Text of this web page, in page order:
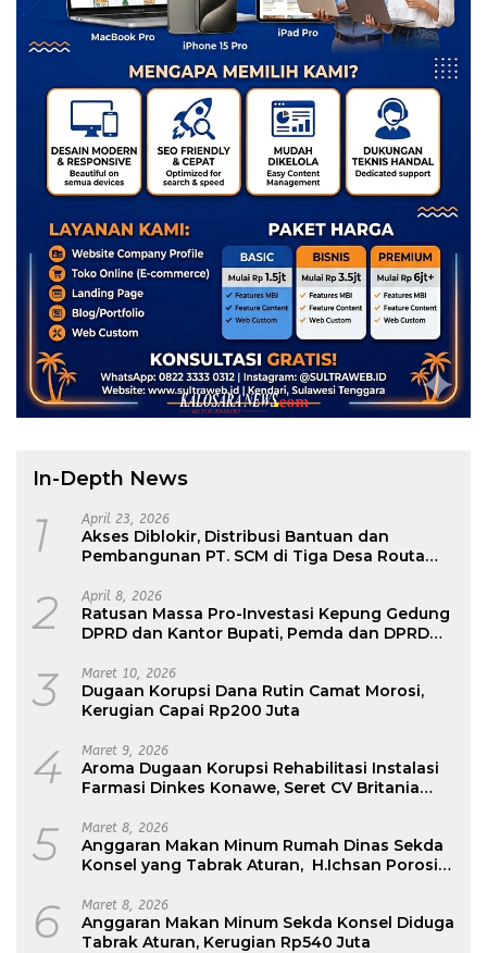
In-Depth News
1 April 23, 2026
Akses Diblokir, Distribusi Bantuan dan
Pembangunan PT. SCM di Tiga Desa Routa
2 April 8, 2026
Ratusan Massa Pro-Investasi Kepung Gedung
DPRD dan Kantor Bupati, Pemda dan DPRD
Regulasi Pusat
3 Maret 10, 2026
Dugaan Korupsi Dana Rutin Camat Morosi,
Kerugian Capai Rp200 Juta
4 Maret 9, 2026
Aroma Dugaan Korupsi Rehabilitasi Instalasi
Farmasi Dinkes Konawe, Seret CV Britania
5 Maret 8, 2026
Anggaran Makan Minum Rumah Dinas Sekda
Konsel yang Tabrak Aturan, H.Ichsan Porosi :
6 Maret 8, 2026
Anggaran Makan Minum Sekda Konsel Diduga
Tabrak Aturan, Kerugian Rp540 Juta